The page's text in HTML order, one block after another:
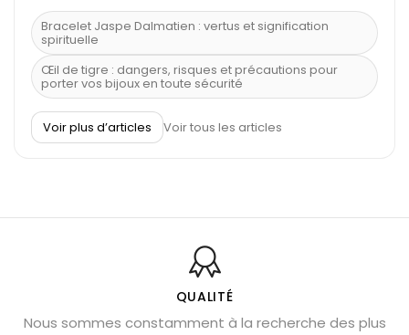
Bracelet Jaspe Dalmatien : vertus et signification
spirituelle
Œil de tigre : dangers, risques et précautions pour
porter vos bijoux en toute sécurité
À quel poignet porter un bracelet de pierre
Découvrez le scorpion et ses pierres
Bienfaits de la sélénite – pierre des anges
L’améthyste est-elle faite pour moi ?
Chrysocolle : pierre apaisante
Voir plus d’articles Voir tous les articles
QUALITÉ
Nous sommes constamment à la recherche des plus